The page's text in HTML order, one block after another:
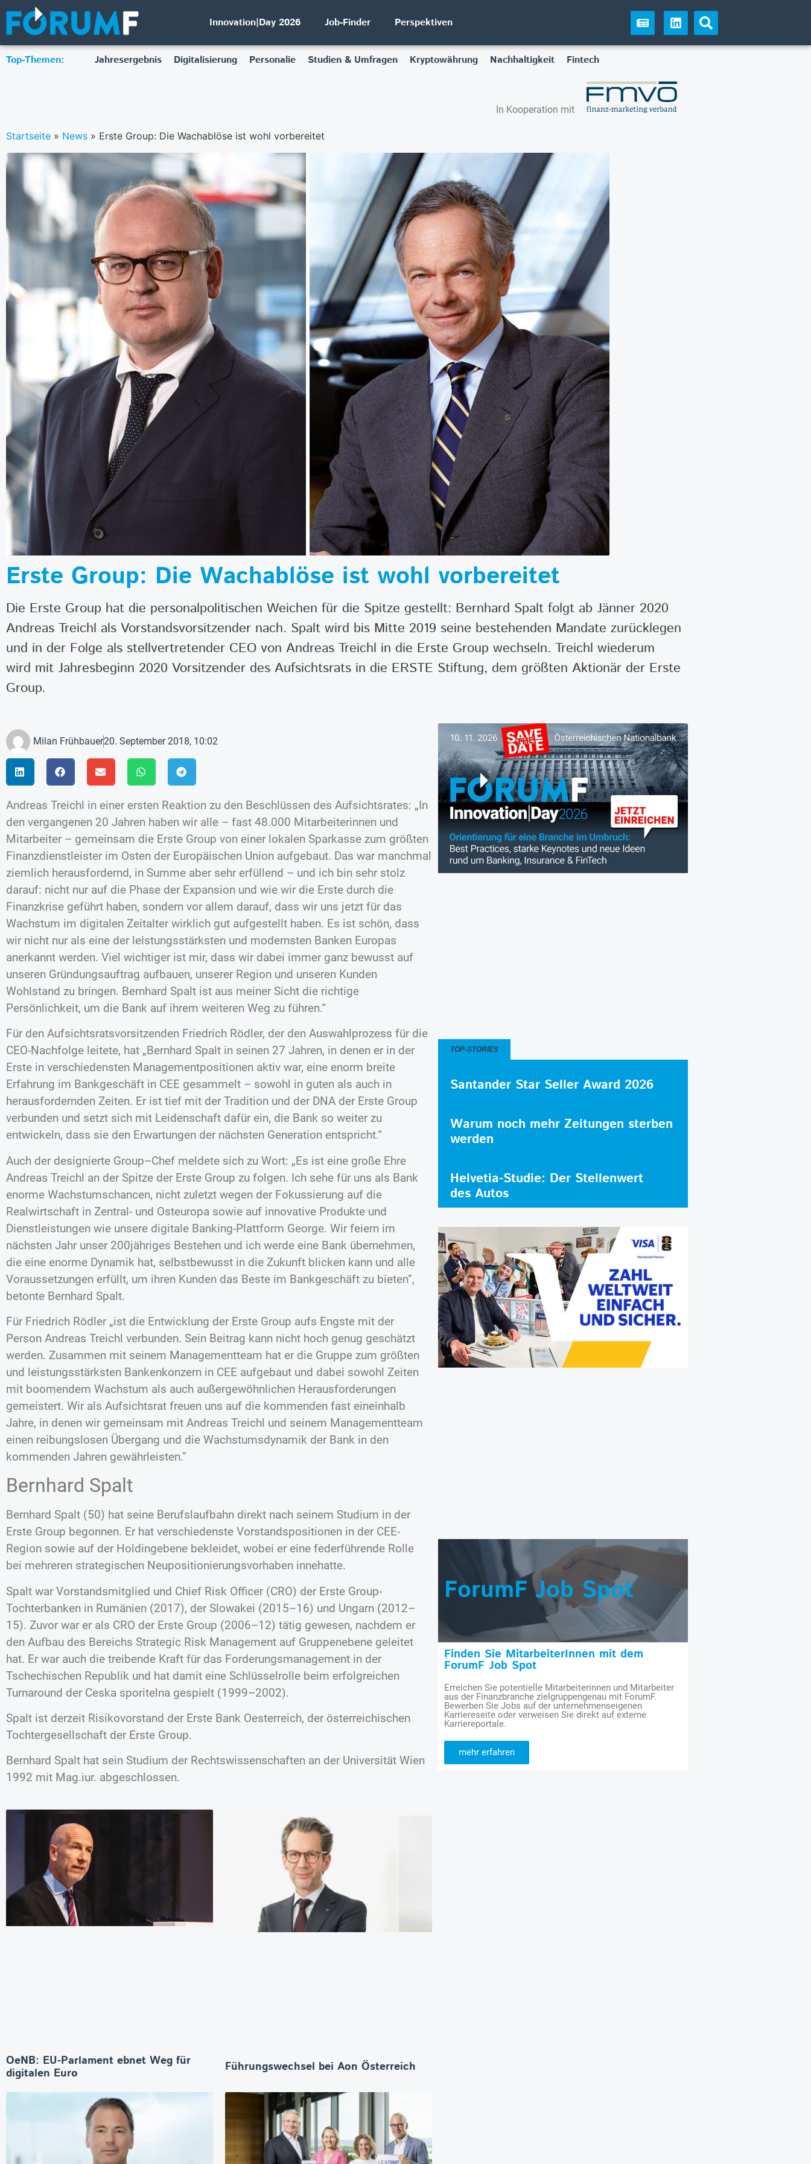
Innovation|Day 2026 Job-Finder Perspektiven
Top-Themen: Jahresergebnis Digitalisierung Personalie Studien & Umfragen Kryptowährung Nachhaltigkeit Fintech
In Kooperation mit
Startseite » News » Erste Group: Die Wachablöse ist wohl vorbereitet
Erste Group: Die Wachablöse ist wohl vorbereitet
Die Erste Group hat die personalpolitischen Weichen für die Spitze gestellt: Bernhard Spalt folgt ab Jänner 2020
Andreas Treichl als Vorstandsvorsitzender nach. Spalt wird bis Mitte 2019 seine bestehenden Mandate zurücklegen
und in der Folge als stellvertretender CEO von Andreas Treichl in die Erste Group wechseln. Treichl wiederum
wird mit Jahresbeginn 2020 Vorsitzender des Aufsichtsrats in die ERSTE Stiftung, dem größten Aktionär der Erste
Group.
Milan Frühbauer20. September 2018, 10:02
Andreas Treichl in einer ersten Reaktion zu den Beschlüssen des Aufsichtsrates: „In
den vergangenen 20 Jahren haben wir alle – fast 48.000 Mitarbeiterinnen und
Mitarbeiter – gemeinsam die Erste Group von einer lokalen Sparkasse zum größten
Finanzdienstleister im Osten der Europäischen Union aufgebaut. Das war manchmal
ziemlich herausfordernd, in Summe aber sehr erfüllend – und ich bin sehr stolz
darauf: nicht nur auf die Phase der Expansion und wie wir die Erste durch die
Finanzkrise geführt haben, sondern vor allem darauf, dass wir uns jetzt für das
Wachstum im digitalen Zeitalter wirklich gut aufgestellt haben. Es ist schön, dass
wir nicht nur als eine der leistungsstärksten und modernsten Banken Europas
anerkannt werden. Viel wichtiger ist mir, dass wir dabei immer ganz bewusst auf
unseren Gründungsauftrag aufbauen, unserer Region und unseren Kunden
Wohlstand zu bringen. Bernhard Spalt ist aus meiner Sicht die richtige
Persönlichkeit, um die Bank auf ihrem weiteren Weg zu führen.“
Für den Aufsichtsratsvorsitzenden Friedrich Rödler, der den Auswahlprozess für die
CEO-Nachfolge leitete, hat „Bernhard Spalt in seinen 27 Jahren, in denen er in der
Erste in verschiedensten Managementpositionen aktiv war, eine enorm breite
Erfahrung im Bankgeschäft in CEE gesammelt – sowohl in guten als auch in
herausfordernden Zeiten. Er ist tief mit der Tradition und der DNA der Erste Group
verbunden und setzt sich mit Leidenschaft dafür ein, die Bank so weiter zu
entwickeln, dass sie den Erwartungen der nächsten Generation entspricht.“
Auch der designierte Group–Chef meldete sich zu Wort: „Es ist eine große Ehre
Andreas Treichl an der Spitze der Erste Group zu folgen. Ich sehe für uns als Bank
enorme Wachstumschancen, nicht zuletzt wegen der Fokussierung auf die
Realwirtschaft in Zentral- und Osteuropa sowie auf innovative Produkte und
Dienstleistungen wie unsere digitale Banking-Plattform George. Wir feiern im
nächsten Jahr unser 200jähriges Bestehen und ich werde eine Bank übernehmen,
die eine enorme Dynamik hat, selbstbewusst in die Zukunft blicken kann und alle
Voraussetzungen erfüllt, um ihren Kunden das Beste im Bankgeschäft zu bieten”,
betonte Bernhard Spalt.
Für Friedrich Rödler „ist die Entwicklung der Erste Group aufs Engste mit der
Person Andreas Treichl verbunden. Sein Beitrag kann nicht hoch genug geschätzt
werden. Zusammen mit seinem Managementteam hat er die Gruppe zum größten
und leistungsstärksten Bankenkonzern in CEE aufgebaut und dabei sowohl Zeiten
mit boomendem Wachstum als auch außergewöhnlichen Herausforderungen
gemeistert. Wir als Aufsichtsrat freuen uns auf die kommenden fast eineinhalb
Jahre, in denen wir gemeinsam mit Andreas Treichl und seinem Managementteam
einen reibungslosen Übergang und die Wachstumsdynamik der Bank in den
kommenden Jahren gewährleisten.”
Bernhard Spalt
Bernhard Spalt (50) hat seine Berufslaufbahn direkt nach seinem Studium in der
Erste Group begonnen. Er hat verschiedenste Vorstandspositionen in der CEE-
Region sowie auf der Holdingebene bekleidet, wobei er eine federführende Rolle
bei mehreren strategischen Neupositionierungsvorhaben innehatte.
Spalt war Vorstandsmitglied und Chief Risk Officer (CRO) der Erste Group-
Tochterbanken in Rumänien (2017), der Slowakei (2015–16) und Ungarn (2012–
15). Zuvor war er als CRO der Erste Group (2006–12) tätig gewesen, nachdem er
den Aufbau des Bereichs Strategic Risk Management auf Gruppenebene geleitet
hat. Er war auch die treibende Kraft für das Forderungsmanagement in der
Tschechischen Republik und hat damit eine Schlüsselrolle beim erfolgreichen
Turnaround der Ceska sporitelna gespielt (1999–2002).
Spalt ist derzeit Risikovorstand der Erste Bank Oesterreich, der österreichischen
Tochtergesellschaft der Erste Group.
Bernhard Spalt hat sein Studium der Rechtswissenschaften an der Universität Wien
1992 mit Mag.iur. abgeschlossen.
OeNB: EU-Parlament ebnet Weg für
digitalen Euro
Führungswechsel bei Aon Österreich
TOP-STORIES
Santander Star Seller Award 2026
Warum noch mehr Zeitungen sterben
werden
Helvetia-Studie: Der Stellenwert
des Autos
ForumF Job Spot
Finden Sie MitarbeiterInnen mit dem
ForumF Job Spot
Erreichen Sie potentielle Mitarbeiterinnen und Mitarbeiter
aus der Finanzbranche zielgruppengenau mit ForumF.
Bewerben Sie Jobs auf der unternehmenseigenen
Karriereseite oder verweisen Sie direkt auf externe
Karriereportale.
mehr erfahren